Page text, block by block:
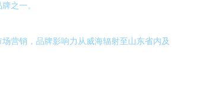
之一。
营销，品牌影响力从威海辐射至山东省内及